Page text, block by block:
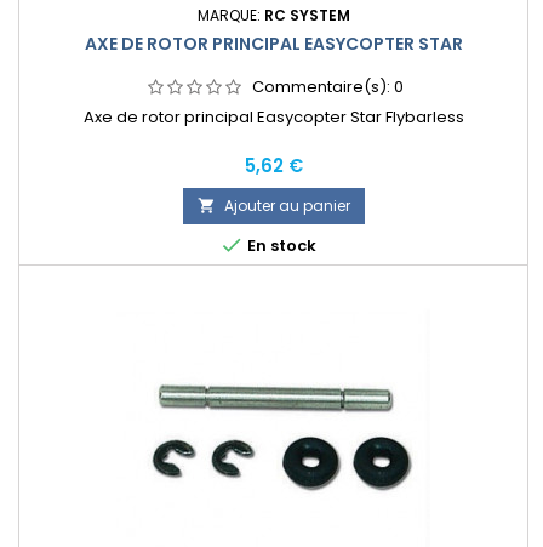
MARQUE: RC SYSTEM
AXE DE ROTOR PRINCIPAL EASYCOPTER STAR
Commentaire(s): 0
Axe de rotor principal Easycopter Star Flybarless
Prix
5,62 €
 Ajouter au panier
 En stock